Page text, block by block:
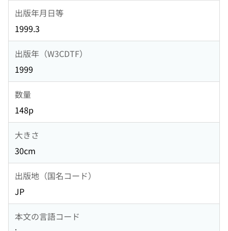
出版年月日等
1999.3
出版年（W3CDTF）
1999
数量
148p
大きさ
30cm
出版地（国名コード）
JP
本文の言語コード